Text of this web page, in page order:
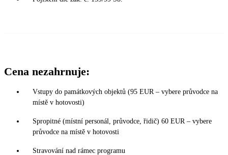
Cena nezahrnuje:
Vstupy do památkových objektů (95 EUR – vybere průvodce na
místě v hotovosti)
Spropitné (místní personál, průvodce, řidič) 60 EUR – vybere
průvodce na místě v hotovosti
Stravování nad rámec programu